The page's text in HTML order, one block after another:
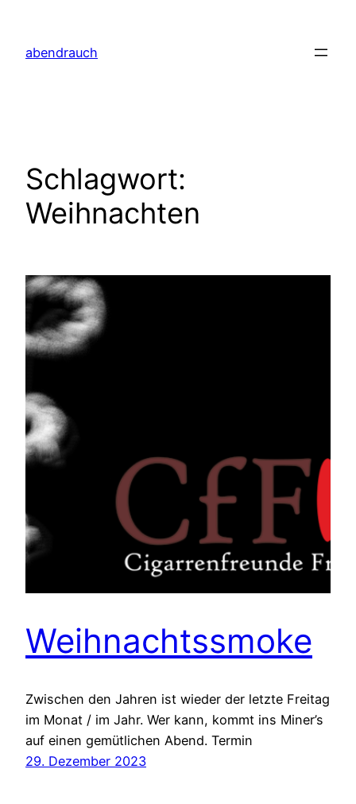
springen
abendrauch
Schlagwort:
Weihnachten
Weihnachtssmoke
Zwischen den Jahren ist wieder der letzte Freitag
im Monat / im Jahr. Wer kann, kommt ins Miner’s
auf einen gemütlichen Abend. Termin
29. Dezember 2023